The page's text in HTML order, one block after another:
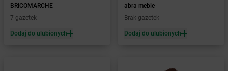
Żabka Bachowice
Żabka Bądkowo
Żabka Bąków
BRICOMARCHE
7 gazetek
Dodaj do ulubionych
abra meble
Brak gazetek
Dodaj do ulubionych